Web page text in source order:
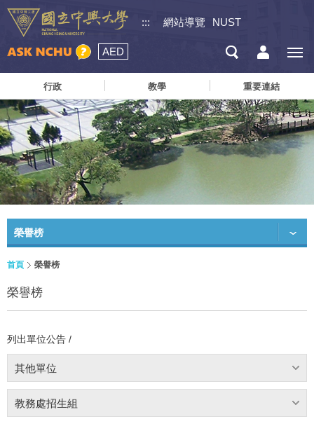
::: 網站導覽 NUST
AED
行政 教學 重要連結
榮譽榜
首頁 榮譽榜
榮譽榜
列出單位公告 /
其他單位
教務處招生組